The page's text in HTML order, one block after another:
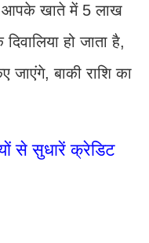
आपके खाते में 5 लाख
हो जाता है,
जाएंगे, बाकी राशि का
से सुधारें क्रेडिट